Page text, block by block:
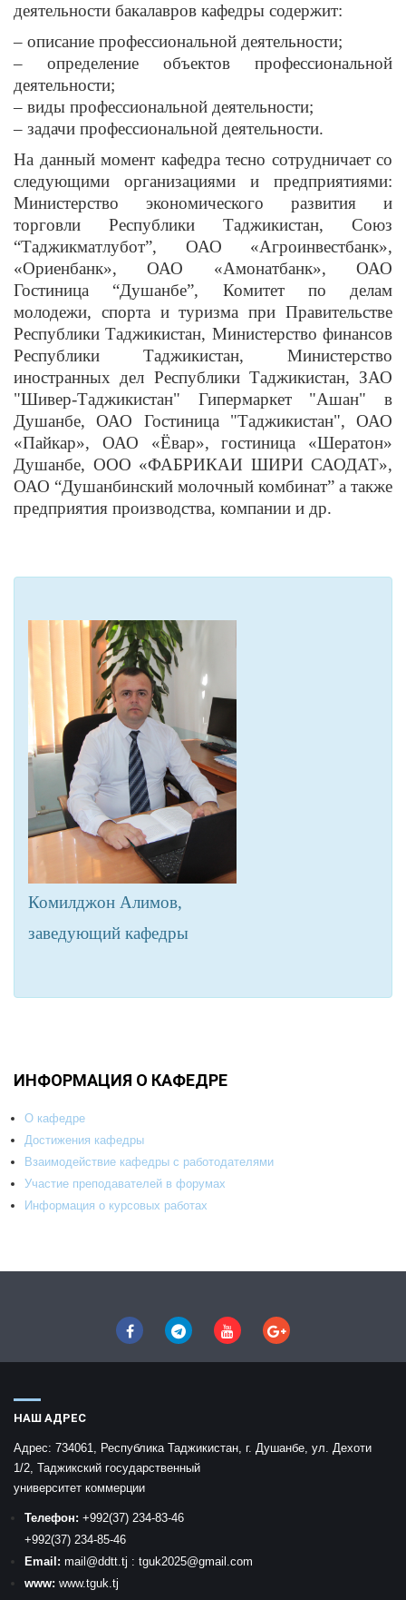
деятельности бакалавров кафедры содержит:
– описание профессиональной деятельности;
– определение объектов профессиональной
деятельности;
– виды профессиональной деятельности;
– задачи профессиональной деятельности.
На данный момент кафедра тесно сотрудничает со
следующими организациями и предприятиями:
Министерство экономического развития и
торговли Республики Таджикистан, Союз
“Таджикматлубот”, ОАО «Агроинвестбанк»,
«Ориенбанк», ОАО «Амонатбанк», ОАО
Гостиница “Душанбе”, Комитет по делам
молодежи, спорта и туризма при Правительстве
Республики Таджикистан, Министерство финансов
Республики Таджикистан, Министерство
иностранных дел Республики Таджикистан, ЗАО
"Шивер-Таджикистан" Гипермаркет "Ашан" в
Душанбе, ОАО Гостиница "Таджикистан", ОАО
«Пайкар», ОАО «Ёвар», гостиница «Шератон»
Душанбе, ООО «ФАБРИКАИ ШИРИ САОДАТ»,
ОАО “Душанбинский молочный комбинат” а также
предприятия производства, компании и др.
Комилджон Алимов,
заведующий кафедры
ИНФОРМАЦИЯ О КАФЕДРЕ
О кафедре
Достижения кафедры
Взаимодействие кафедры с работодателями
Участие преподавателей в форумах
Информация о курсовых работах
НАШ АДРЕС
Адрес: 734061, Республика Таджикистан, г. Душанбе, ул. Дехоти
1/2, Таджикский государственный
университет коммерции
Телефон: +992(37) 234-83-46
+992(37) 234-85-46
Email: mail @ddtt.tj : tguk2025@gmail.com
www: www.tguk.tj